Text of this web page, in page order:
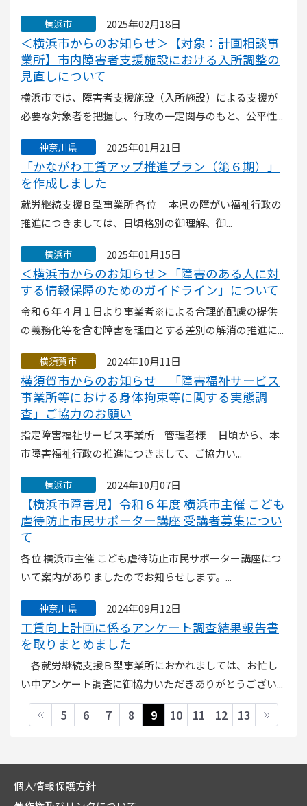
横浜市 2025年02月18日
＜横浜市からのお知らせ＞【対象：計画相談事
業所】市内障害者支援施設における入所調整の
見直しについて
横浜市では、障害者支援施設（入所施設）による支援が
必要な対象者を把握し、行政の一定関与のもと、公平性...
神奈川県 2025年01月21日
「かながわ工賃アップ推進プラン（第６期）」
を作成しました
就労継続支援Ｂ型事業所 各位 本県の障がい福祉行政の
推進につきましては、日頃格別の御理解、御...
横浜市 2025年01月15日
＜横浜市からのお知らせ＞「障害のある人に対
する情報保障のためのガイドライン」について
令和６年４月１日より事業者※による合理的配慮の提供
の義務化等を含む障害を理由とする差別の解消の推進に...
横須賀市 2024年10月11日
横須賀市からのお知らせ 「障害福祉サービス
事業所等における身体拘束等に関する実態調
査」ご協力のお願い
指定障害福祉サービス事業所 管理者様 日頃から、本
市障害福祉行政の推進につきまして、ご協力い...
横浜市 2024年10月07日
【横浜市障害児】令和６年度 横浜市主催 こども
虐待防止市民サポーター講座 受講者募集につい
て
各位 横浜市主催 こども虐待防止市民サポーター講座につ
いて案内がありましたのでお知らせします。...
神奈川県 2024年09月12日
工賃向上計画に係るアンケート調査結果報告書
を取りまとめました
各就労継続支援Ｂ型事業所におかれましては、お忙し
い中アンケート調査に御協力いただきありがとうござい...
5 6 7 8 9 10 11 12 13
個人情報保護方針